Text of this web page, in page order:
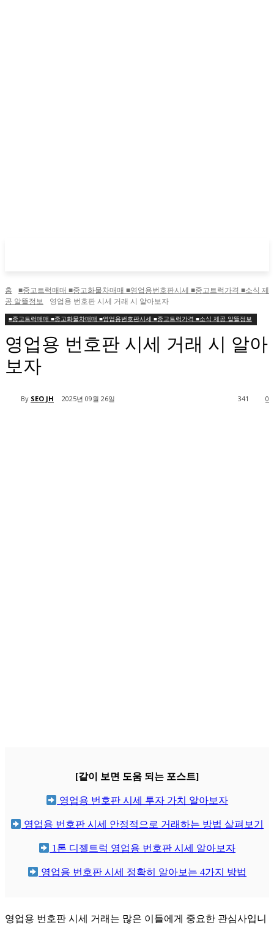
홈
■중고트럭매매 ■중고화물차매매 ■영업용번호판시세 ■중고트럭가격 ■소식 제
공 알뜰정보
영업용 번호판 시세 거래 시 알아보자
■중고트럭매매 ■중고화물차매매 ■영업용번호판시세 ■중고트럭가격 ■소식 제공 알뜰정보
영업용 번호판 시세 거래 시 알아
보자
By SEO JH 2025년 09월 26일 0
341
[같이 보면 도움 되는 포스트]
영업용 번호판 시세 투자 가치 알아보자
영업용 번호판 시세 안정적으로 거래하는 방법 살펴보기
1톤 디젤트럭 영업용 번호판 시세 알아보자
영업용 번호판 시세 정확히 알아보는 4가지 방법
영업용 번호판 시세 거래는 많은 이들에게 중요한 관심사입니